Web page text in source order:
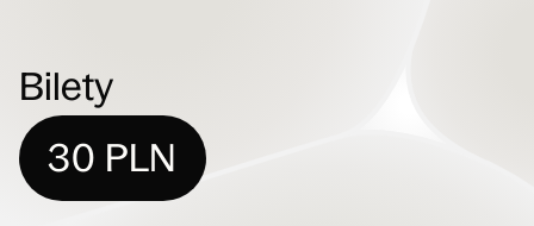
Bilety
30 PLN